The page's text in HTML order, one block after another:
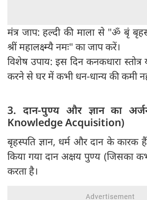
मंत्र जाप: हल्दी की माला से "ॐ बृं
श्रीं महालक्ष्म्यै नमः" का जाप करें।
विशेष उपाय: इस दिन कनकधारा स्तोत्र
करने से घर में कभी धन-धान्य की कमी
3. दान-पुण्य और ज्ञान का
Knowledge Acquisition)
बृहस्पति ज्ञान, धर्म और दान के कारक
किया गया दान अक्षय पुण्य (जिसका
करता है।